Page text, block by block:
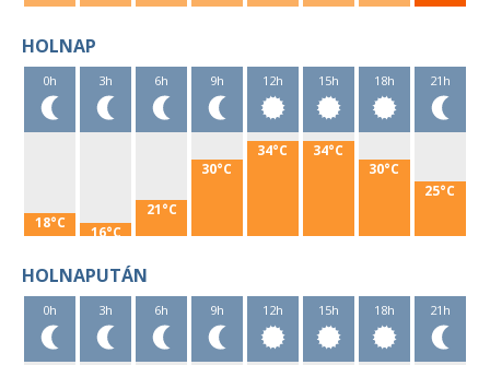
HOLNAP
0h
18°C
3h
16°C
6h
21°C
9h
30°C
12h
34°C
15h
34°C
18h
30°C
21h
25°C
HOLNAPUTÁN
0h 3h 6h 9h 12h 15h 18h 21h